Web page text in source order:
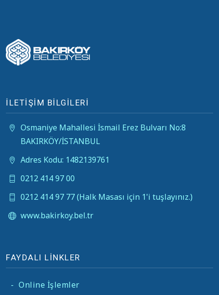
İLETİŞİM BİLGİLERİ
Osmaniye Mahallesi İsmail Erez Bulvarı No:8
BAKIRKÖY/İSTANBUL
Adres Kodu: 1482139761
0212 414 97 00
0212 414 97 77 (Halk Masası için 1'i tuşlayınız.)
www.bakirkoy.bel.tr
FAYDALI LİNKLER
- Online İşlemler